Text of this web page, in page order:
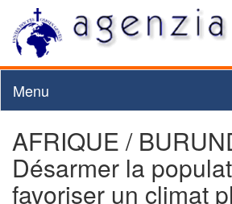
Menu
AFRIQUE /
Désarmer la
favoriser un climat